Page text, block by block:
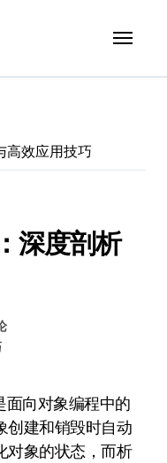
高效应用技巧
深度剖析
创建和销毁时自动
对象的状态，而析